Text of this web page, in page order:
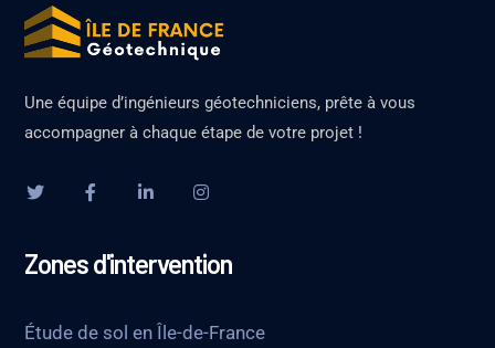
Une équipe d’ingénieurs géotechniciens, prête à vous
accompagner à chaque étape de votre projet !
Zones d'intervention
Étude de sol en Île-de-France